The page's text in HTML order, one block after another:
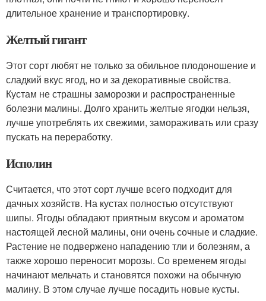
длительное хранение и транспортировку.
Желтый гигант
Этот сорт любят не только за обильное плодоношение и
сладкий вкус ягод, но и за декоративные свойства.
Кустам не страшны заморозки и распространенные
болезни малины. Долго хранить желтые ягодки нельзя,
лучше употреблять их свежими, замораживать или сразу
пускать на переработку.
Исполин
Считается, что этот сорт лучше всего подходит для
дачных хозяйств. На кустах полностью отсутствуют
шипы. Ягоды обладают приятным вкусом и ароматом
настоящей лесной малины, они очень сочные и сладкие.
Растение не подвержено нападению тли и болезням, а
также хорошо переносит морозы. Со временем ягоды
начинают мельчать и становятся похожи на обычную
малину. В этом случае лучше посадить новые кусты.